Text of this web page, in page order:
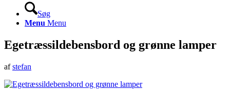
Søg
Menu Menu
Egetræssildebensbord og grønne lamper
afstefan